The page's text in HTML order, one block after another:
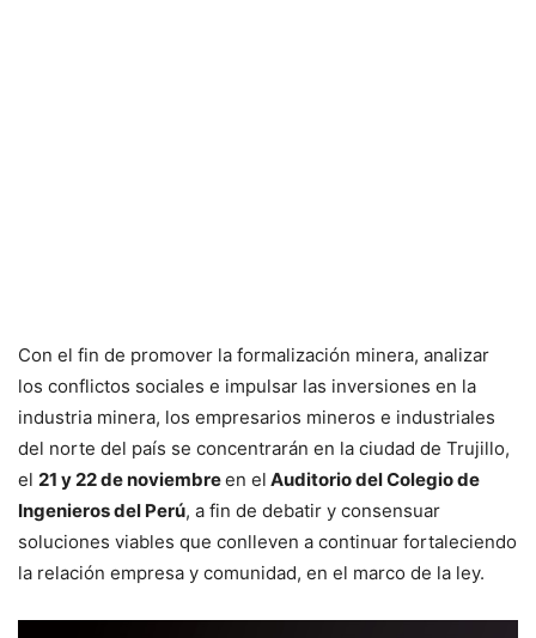
Con el fin de promover la formalización minera, analizar
los conflictos sociales e impulsar las inversiones en la
industria minera, los empresarios mineros e industriales
del norte del país se concentrarán en la ciudad de Trujillo,
el 21 y 22 de noviembreen el Auditorio del Colegio de
Ingenieros del Perú, a fin de debatir y consensuar
soluciones viables que conlleven a continuar fortaleciendo
la relación empresa y comunidad, en el marco de la ley.